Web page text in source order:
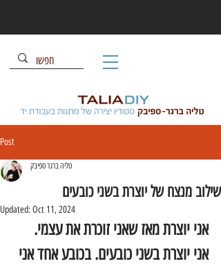
Post
שילוב מנצח של יוצרת בשני כובעים
טליה ברגר ספיבק
Updated:Oct 11, 2024
אני יוצרת מאז שאני זוכרת את עצמי.
אני יוצרת בשני כובעים. בכובע אחד אני